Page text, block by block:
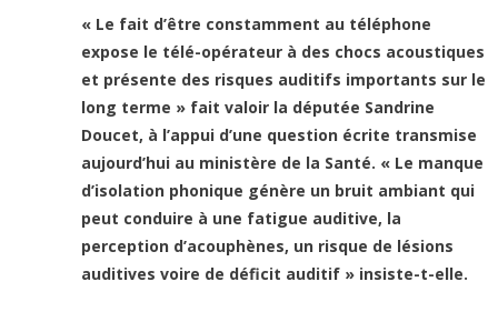
« Le fait d’être constamment au téléphone
expose le télé-opérateur à des chocs acoustiques
et présente des risques auditifs importants sur le
long terme » fait valoir la députée Sandrine
Doucet, à l’appui d’une question écrite transmise
aujourd’hui au ministère de la Santé. « Le manque
d’isolation phonique génère un bruit ambiant qui
peut conduire à une fatigue auditive, la
perception d’acouphènes, un risque de lésions
auditives voire de déficit auditif » insiste-t-elle.